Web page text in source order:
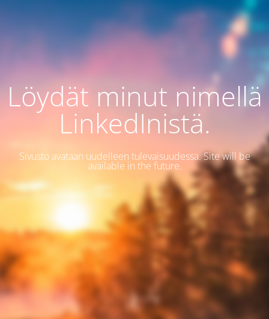
Löydät minut nimellä
LinkedInistä.
Sivusto avataan uudelleen tulevaisuudessa. Site will be
available in the future.